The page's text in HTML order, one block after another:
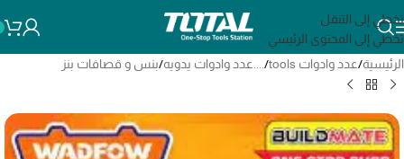
تخطي إلى التنقل
تخطي إلى المحتوى الرئيسي
الرئيسية/عدد وادوات tools / ....عدد وادوات يدويه/بنس و قصافات بنز